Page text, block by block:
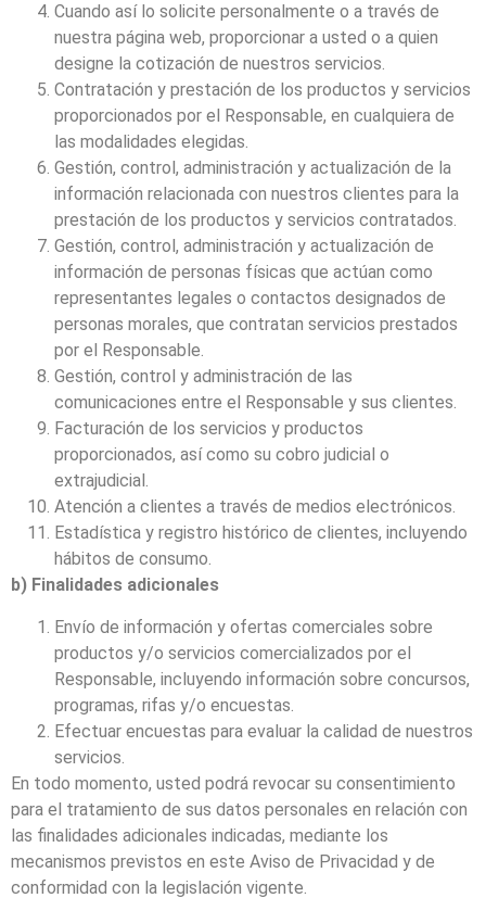
Cuando así lo solicite personalmente o a través de
nuestra página web, proporcionar a usted o a quien
designe la cotización de nuestros servicios.
Contratación y prestación de los productos y servicios
proporcionados por el Responsable, en cualquiera de
las modalidades elegidas.
Gestión, control, administración y actualización de la
información relacionada con nuestros clientes para la
prestación de los productos y servicios contratados.
Gestión, control, administración y actualización de
información de personas físicas que actúan como
representantes legales o contactos designados de
personas morales, que contratan servicios prestados
por el Responsable.
Gestión, control y administración de las
comunicaciones entre el Responsable y sus clientes.
Facturación de los servicios y productos
proporcionados, así como su cobro judicial o
extrajudicial.
Atención a clientes a través de medios electrónicos.
Estadística y registro histórico de clientes, incluyendo
hábitos de consumo.
b) Finalidades adicionales
Envío de información y ofertas comerciales sobre
productos y/o servicios comercializados por el
Responsable, incluyendo información sobre concursos,
programas, rifas y/o encuestas.
Efectuar encuestas para evaluar la calidad de nuestros
servicios.
En todo momento, usted podrá revocar su consentimiento
para el tratamiento de sus datos personales en relación con
las finalidades adicionales indicadas, mediante los
mecanismos previstos en este Aviso de Privacidad y de
conformidad con la legislación vigente.